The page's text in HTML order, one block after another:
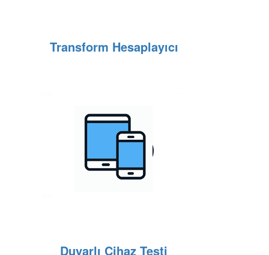
Transform Hesaplayıcı
Duyarlı Cihaz Testi